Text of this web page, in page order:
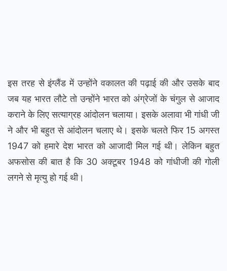
इस तरह से इंग्लैंड में उन्होंने वकालत की पढ़ाई की और उसके बाद
जब यह भारत लौटे तो उन्होंने भारत को अंग्रेजों के चंगुल से आजाद
कराने के लिए सत्याग्रह आंदोलन चलाया। इसके अलावा भी गांधी जी
ने और भी बहुत से आंदोलन चलाए थे। इसके चलते फिर 15 अगस्त
1947 को हमारे देश भारत को आजादी मिल गई थी। लेकिन बहुत
अफसोस की बात है कि 30 अक्टूबर 1948 को गांधीजी की गोली
लगने से मृत्यु हो गई थी।